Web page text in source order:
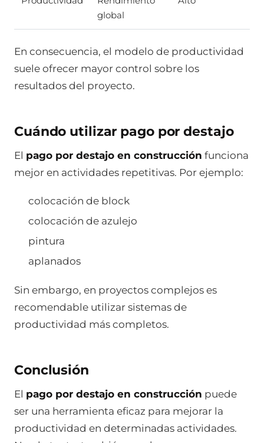
global
En consecuencia, el modelo de productividad
suele ofrecer mayor control sobre los
resultados del proyecto.
Cuándo utilizar pago por destajo
El pago por destajo en construcción funciona
mejor en actividades repetitivas. Por ejemplo:
colocación de block
colocación de azulejo
pintura
aplanados
Sin embargo, en proyectos complejos es
recomendable utilizar sistemas de
productividad más completos.
Conclusión
El pago por destajo en construcción puede
ser una herramienta eficaz para mejorar la
productividad en determinadas actividades.